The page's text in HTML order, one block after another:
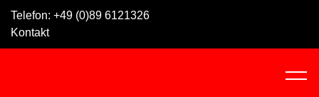
Telefon: +49 (0)89 6121326
Kontakt
C